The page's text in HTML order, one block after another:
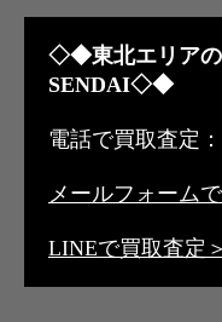
◇◆東北エリアの
SENDAI◇◆
電話で買取査定
メールフォーム
LINEで買取査定